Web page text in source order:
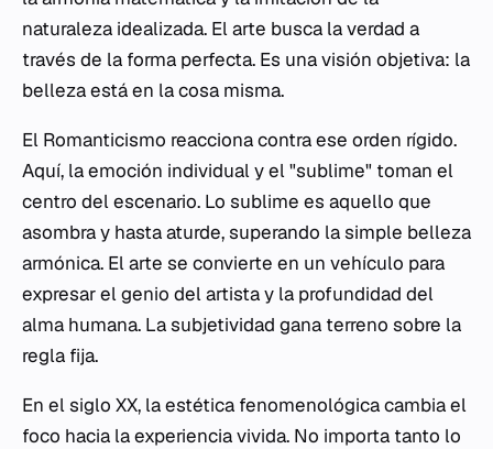
naturaleza idealizada. El arte busca la verdad a
través de la forma perfecta. Es una visión objetiva: la
belleza está en la cosa misma.
El Romanticismo reacciona contra ese orden rígido.
Aquí, la emoción individual y el "sublime" toman el
centro del escenario. Lo sublime es aquello que
asombra y hasta aturde, superando la simple belleza
armónica. El arte se convierte en un vehículo para
expresar el genio del artista y la profundidad del
alma humana. La subjetividad gana terreno sobre la
regla fija.
En el siglo XX, la estética fenomenológica cambia el
foco hacia la experiencia vivida. No importa tanto lo